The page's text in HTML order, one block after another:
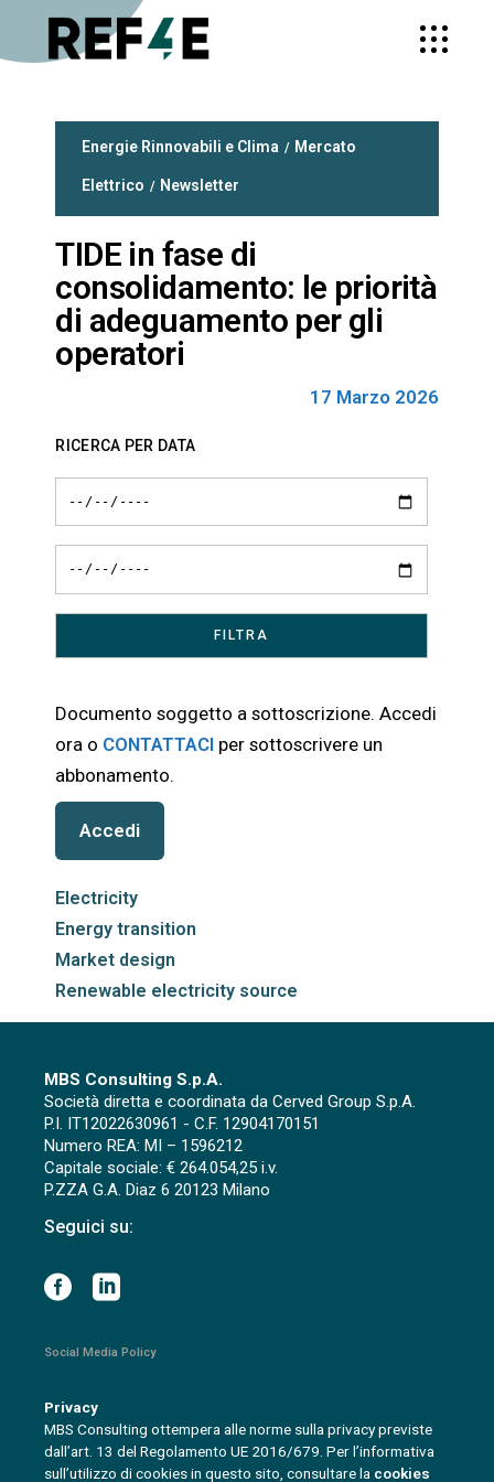
Energie Rinnovabili e Clima Mercato
Elettrico Newsletter
TIDE in fase di
consolidamento: le priorità
di adeguamento per gli
operatori
17 Marzo 2026
RICERCA PER DATA
Documento soggetto a sottoscrizione. Accedi
ora o CONTATTACI per sottoscrivere un
abbonamento.
Accedi
Electricity
Energy transition
Market design
Renewable electricity source
MBS Consulting S.p.A.
Società diretta e coordinata da Cerved Group S.p.A.
P.I. IT12022630961 - C.F. 12904170151
Numero REA: MI – 1596212
Capitale sociale: € 264.054,25 i.v.
P.ZZA G.A. Diaz 6 20123 Milano
Seguici su:
Social Media Policy
Privacy
MBS Consulting ottempera alle norme sulla privacy previste
dall’art. 13 del Regolamento UE 2016/679. Per l’informativa
sull’utilizzo di cookies in questo sito, consultare la cookies